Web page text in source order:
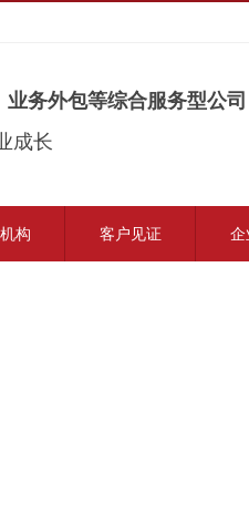
务外包等综合服务型公司
成长
构 客户见证 企